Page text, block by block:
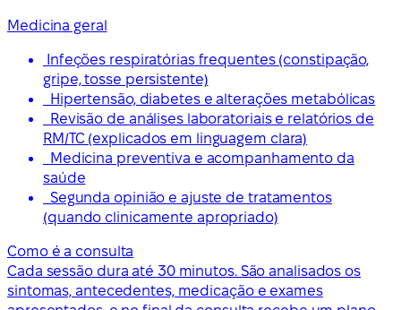
Medicina geral
Infeções respiratórias frequentes (constipação,
gripe, tosse persistente)
Hipertensão, diabetes e alterações metabólicas
Revisão de análises laboratoriais e relatórios de
RM/TC (explicados em linguagem clara)
Medicina preventiva e acompanhamento da
saúde
Segunda opinião e ajuste de tratamentos
(quando clinicamente apropriado)
Como é a consulta
Cada sessão dura até 30 minutos. São analisados os
sintomas, antecedentes, medicação e exames